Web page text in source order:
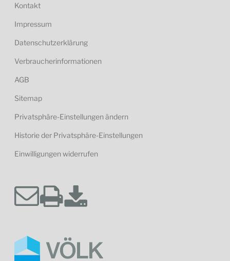
Kontakt
Impressum
Datenschutzerklärung
Verbraucherinformationen
AGB
Sitemap
Privatsphäre-Einstellungen ändern
Historie der Privatsphäre-Einstellungen
Einwilligungen widerrufen